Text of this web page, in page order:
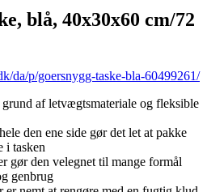
blå, 40x30x60 cm/72
da/p/goersnygg-taske-bla-60499261/
grund af letvægtsmateriale og fleksible
den ene side gør det let at pakke
i tasken
gør den velegnet til mange formål
genbrug